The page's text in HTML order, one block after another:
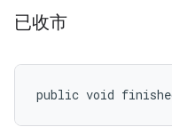
已收市
public void